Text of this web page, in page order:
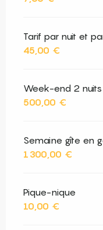
Tarif par nuit et
45,00 €
Week-end 2 nuits
500,00 €
Semaine gîte en
1 300,00 €
Pique-nique
10,00 €